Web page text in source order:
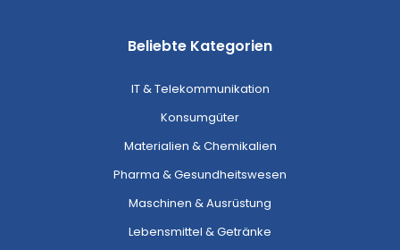
Beliebte Kategorien
IT & Telekommunikation
Konsumgüter
Materialien & Chemikalien
Pharma & Gesundheitswesen
Maschinen & Ausrüstung
Lebensmittel & Getränke